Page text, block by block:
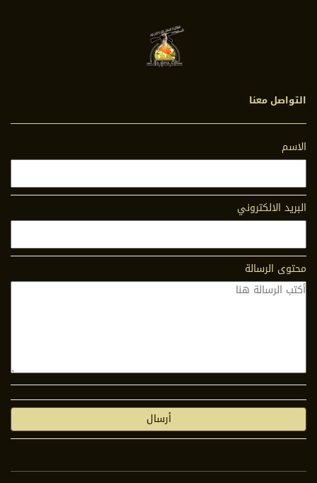
التواصل معنا
الاسم
البريد الالكتروني
محتوى الرسالة